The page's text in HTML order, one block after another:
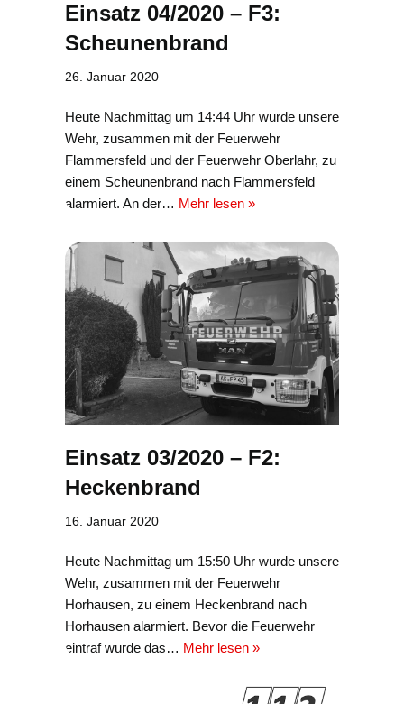
Einsatz 04/2020 – F3:
Scheunenbrand
26. Januar 2020
Heute Nachmittag um 14:44 Uhr wurde unsere
Wehr, zusammen mit der Feuerwehr
Flammersfeld und der Feuerwehr Oberlahr, zu
einem Scheunenbrand nach Flammersfeld
alarmiert. An der… Mehr lesen »
Einsatz 03/2020 – F2:
Heckenbrand
16. Januar 2020
Heute Nachmittag um 15:50 Uhr wurde unsere
Wehr, zusammen mit der Feuerwehr
Horhausen, zu einem Heckenbrand nach
Horhausen alarmiert. Bevor die Feuerwehr
eintraf wurde das… Mehr lesen »